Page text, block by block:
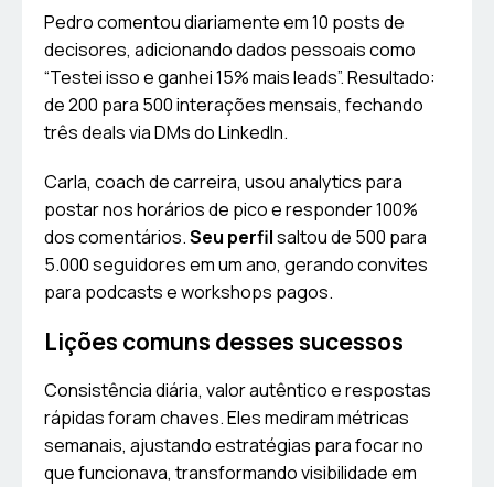
Pedro comentou diariamente em 10 posts de
decisores, adicionando dados pessoais como
“Testei isso e ganhei 15% mais leads”. Resultado:
de 200 para 500 interações mensais, fechando
três deals via DMs do LinkedIn.
Carla, coach de carreira, usou analytics para
postar nos horários de pico e responder 100%
dos comentários.Seu perfilsaltou de 500 para
5.000 seguidores em um ano, gerando convites
para podcasts e workshops pagos.
Lições comuns desses sucessos
Consistência diária, valor autêntico e respostas
rápidas foram chaves. Eles mediram métricas
semanais, ajustando estratégias para focar no
que funcionava, transformando visibilidade em